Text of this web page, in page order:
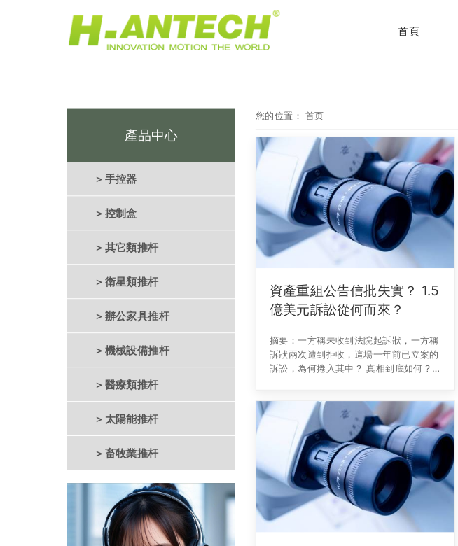
首頁
您的位置： 首页
資產重組公告信批失實？ 1.5
億美元訴訟從何而來？
摘要：一方稱未收到法院起訴狀，一方稱
訴狀兩次遭到拒收，這場一年前已立案的
訴訟，為何捲入其中？ 真相到底如何？
稱），
產品中心
＞手控器
＞控制盒
＞其它類推杆
＞衛星類推杆
＞辦公家具推杆
＞機械設備推杆
＞醫療類推杆
＞太陽能推杆
＞畜牧業推杆